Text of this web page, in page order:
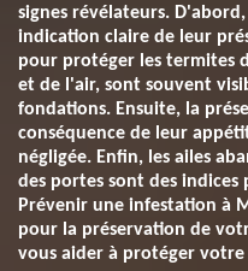
signes révélateurs.
indication claire de leur
pour protéger les termites
et de l'air, sont souvent
fondations. Ensuite, la
conséquence de leur
négligée. Enfin, les ailes
des portes sont des
Prévenir une infestation à
pour la préservation de
vous aider à protéger votre